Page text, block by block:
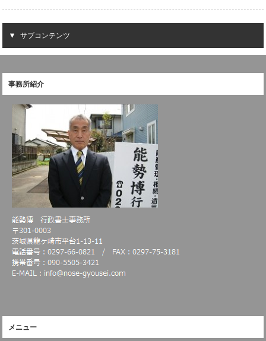
サブコンテンツ
事務所紹介
メニュー